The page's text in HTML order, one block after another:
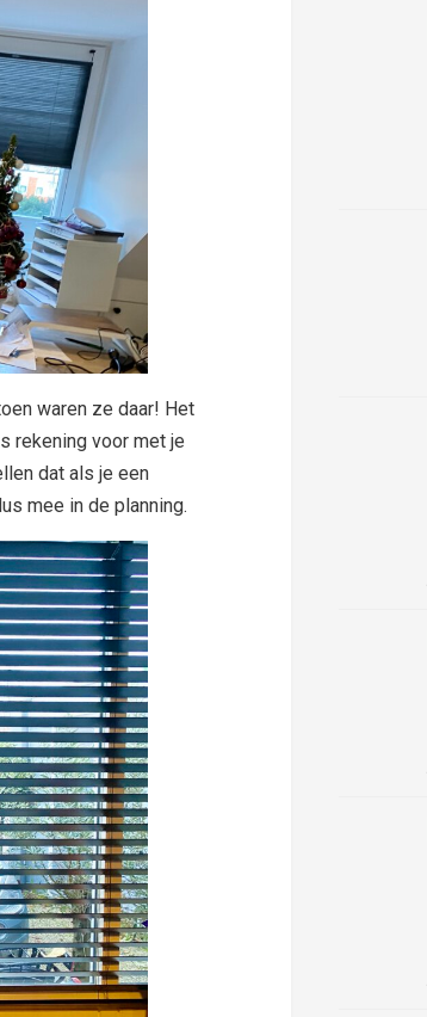
waren ze daar! Het
rekening voor met je
dat als je een
mee in de planning.